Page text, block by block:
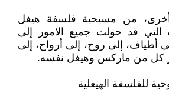
أخرى، من مسيحية فلسفة هيغل
التي قد حولت جميع الامور إلى
أطياف، إلى روح، إلى أرواح، إلى
كل من ماركس وهيغل نفسه.
للفلسفة الهيغلية